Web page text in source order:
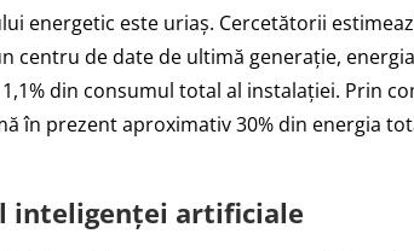
energetic este uriaș. Cercetătorii
centru de date de ultimă generație,
din consumul total al instalației. Prin
în prezent aproximativ 30% din energia
inteligenței artificiale